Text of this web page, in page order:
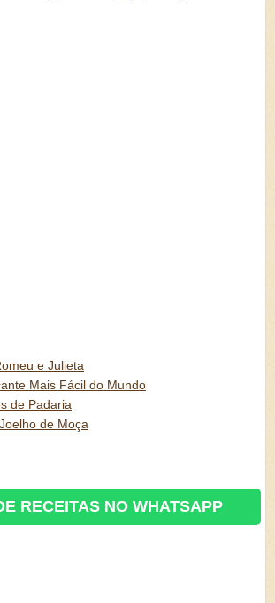
e Julieta
Mais Fácil do Mundo
de Padaria
de Moça
RECEITAS NO WHATSAPP